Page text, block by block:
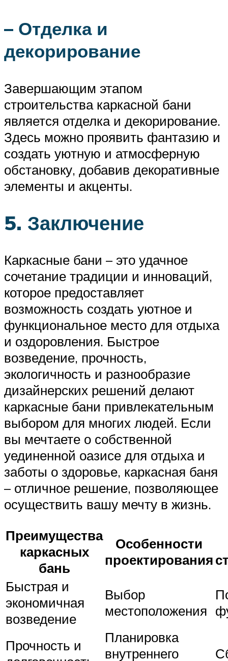
– Отделка и
декорирование
Завершающим этапом
строительства каркасной бани
является отделка и декорирование.
Здесь можно проявить фантазию и
создать уютную и атмосферную
обстановку, добавив декоративные
элементы и акценты.
5. Заключение
Каркасные бани – это удачное
сочетание традиции и инноваций,
которое предоставляет
возможность создать уютное и
функциональное место для отдыха
и оздоровления. Быстрое
возведение, прочность,
экологичность и разнообразие
дизайнерских решений делают
каркасные бани привлекательным
выбором для многих людей. Если
вы мечтаете о собственной
уединенной оазисе для отдыха и
заботы о здоровье, каркасная баня
– отличное решение, позволяющее
осуществить вашу мечту в жизнь.
Преимущества
каркасных
бань
Особенности
проектирования
Быстрая и
экономичная
возведение
Выбор
местоположения
Прочность и
Планировка
внутреннего